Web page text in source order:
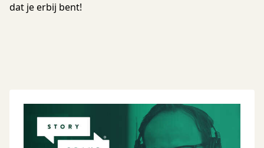
dat je erbij bent!